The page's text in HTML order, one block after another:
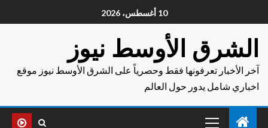
10 أغسطس، 2026
الشرق الأوسط نيوز
آخر الأخبار تعرفونها فقط وحصرياً على الشرق الأوسط نيوز موقع
اخباري شامل يدور حول العالم